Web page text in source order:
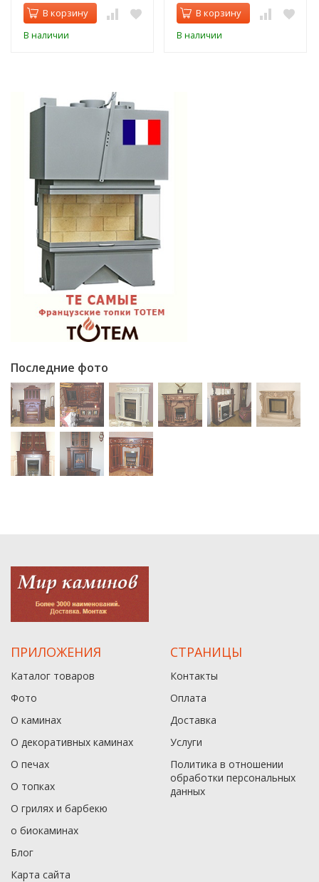
В корзину
В наличии
В корзину
В наличии
Последние фото
ПРИЛОЖЕНИЯ
Каталог товаров
Фото
О каминах
О декоративных каминах
О печах
О топках
О грилях и барбекю
о биокаминах
Блог
Карта сайта
СТРАНИЦЫ
Контакты
Оплата
Доставка
Услуги
Политика в отношении
обработки персональных
данныx